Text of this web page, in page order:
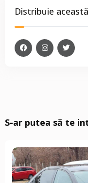
Distribuie
S-ar putea să te